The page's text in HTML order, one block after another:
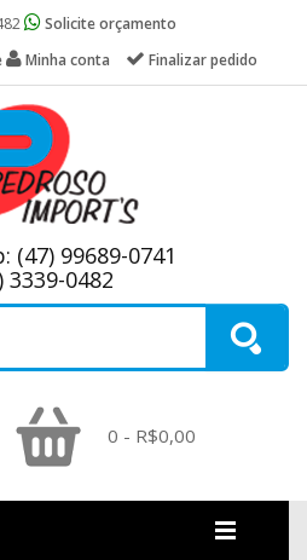
Solicite orçamento
Minha conta Finalizar pedido
(47) 99689-0741
3339-0482
0 - R$0,00